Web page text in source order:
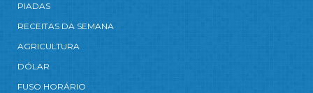
PIADAS
RECEITAS DA SEMANA
AGRICULTURA
DÓLAR
FUSO HORÁRIO